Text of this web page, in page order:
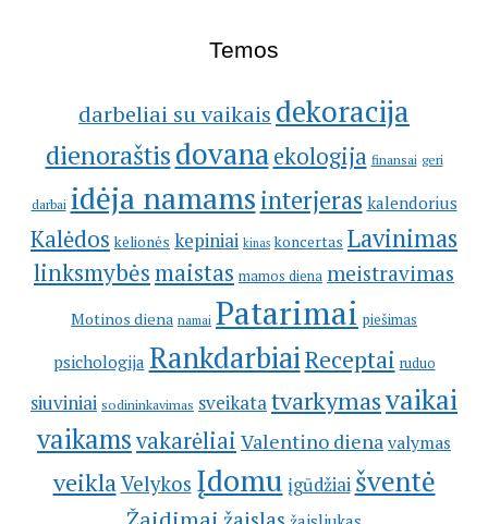
Temos
darbeliai su vaikais dekoracija
dienoraštisdovana ekologija finansai geri
darbai idėja namams interjeras kalendorius
Kalėdos kelionės kepiniai kinas koncertas Lavinimas
linksmybėsmaistas mamos diena meistravimas
Motinos diena namai Patarimai piešimas
psichologija RankdarbiaiReceptai ruduo
siuviniai sodininkavimas sveikatatvarkymasvaikai
vaikamsvakarėliai Valentino diena valymas
veikla Velykos Įdomu įgūdžiai šventė